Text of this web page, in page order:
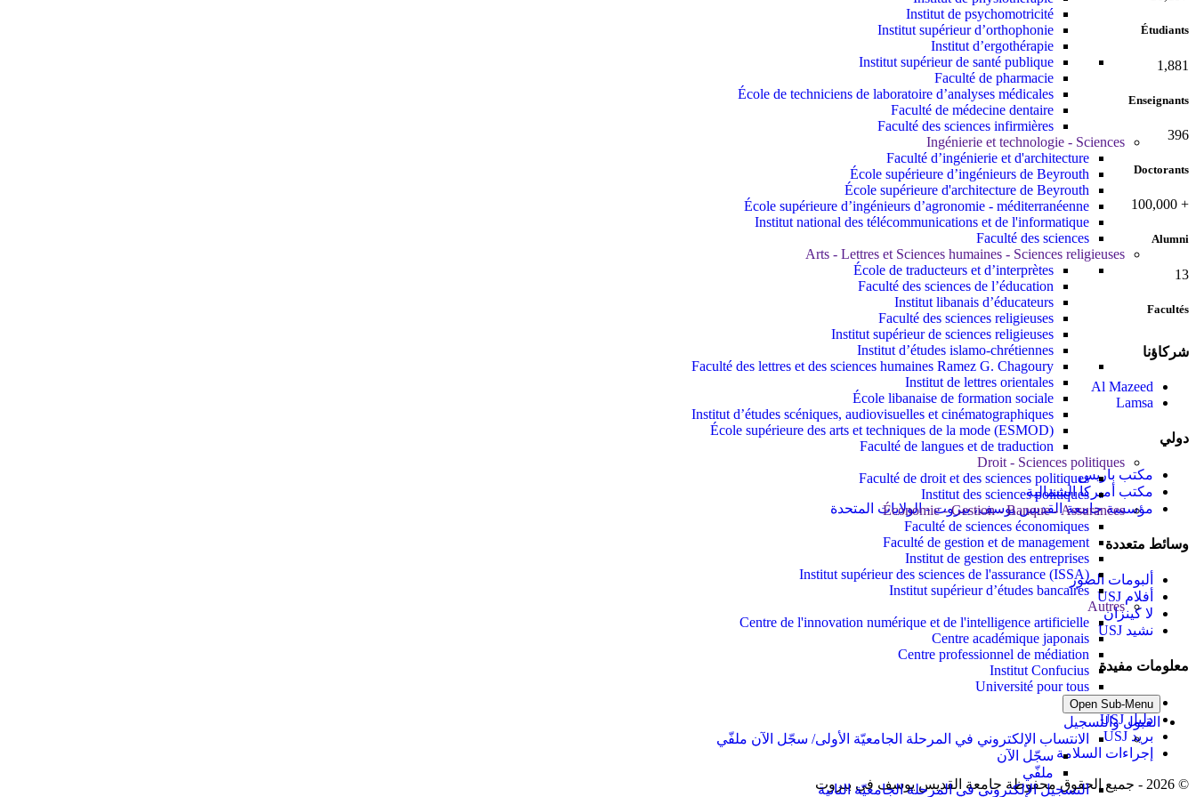
Institut de psychomotricité
Institut supérieur d’orthophonie
Institut d’ergothérapie
Institut supérieur de santé publique
Faculté de pharmacie
École de techniciens de laboratoire d’analyses médicales
Faculté de médecine dentaire
Faculté des sciences infirmières
Ingénierie et technologie - Sciences
Faculté d’ingénierie et d'architecture
École supérieure d’ingénieurs de Beyrouth
École supérieure d'architecture de Beyrouth
École supérieure d’ingénieurs d’agronomie - méditerranéenne
Institut national des télécommunications et de l'informatique
Faculté des sciences
Arts - Lettres et Sciences humaines - Sciences religieuses
École de traducteurs et d’interprètes
Faculté des sciences de l’éducation
Institut libanais d’éducateurs
Faculté des sciences religieuses
Institut supérieur de sciences religieuses
Institut d’études islamo-chrétiennes
Faculté des lettres et des sciences humaines Ramez G. Chagoury
Institut de lettres orientales
École libanaise de formation sociale
Institut d’études scéniques, audiovisuelles et cinématographiques
École supérieure des arts et techniques de la mode (ESMOD)
Faculté de langues et de traduction
Droit - Sciences politiques
Faculté de droit et des sciences politiques
Institut des sciences politiques
Économie - Gestion - Banque - Assurances
Faculté de sciences économiques
Faculté de gestion et de management
Institut de gestion des entreprises
Institut supérieur des sciences de l'assurance (ISSA)
Institut supérieur d’études bancaires
Autres
Centre de l'innovation numérique et de l'intelligence artificielle
Centre académique japonais
Centre professionnel de médiation
Institut Confucius
Université pour tous
Open Sub-Menu
القبول والتسجيل
الانتساب الإلكتروني في المرحلة الجامعيّة الأولى/ سجّل الآن ملفّي
سجّل الآن
ملفّي
التسجيل الإلكتروني في المرحلة الجامعيّة الثانية
Étudiants
2,142
Enseignants
437
Doctorants
+
100,000
Alumni
13
Facultés
شركاؤنا
Al Mazeed
Lamsa
دولي
مكتب باريس
مكتب أميركا الشمالية
مؤسسة جامعة القديس يوسف، بيروت - الولايات المتحدة
وسائط متعددة
ألبومات الصور
أفلام USJ
لا كينزان
نشيد USJ
معلومات مفيدة
اتصل بنا
دليل USJ
بريد USJ
إجراءات السلامة
© 2026 - جميع الحقوق محفوظة جامعة القديس يوسف في بيروت